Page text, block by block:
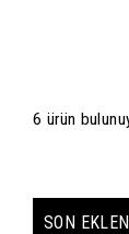
6 ürün